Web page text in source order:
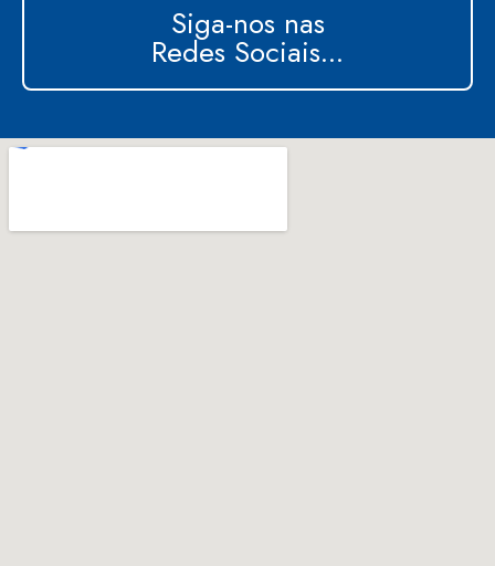
Siga-nos nas
Redes Sociais...